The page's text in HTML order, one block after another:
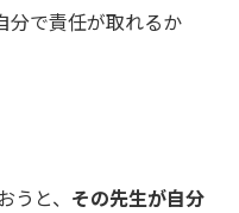
分で責任が取れるか
と、 その先生が自分